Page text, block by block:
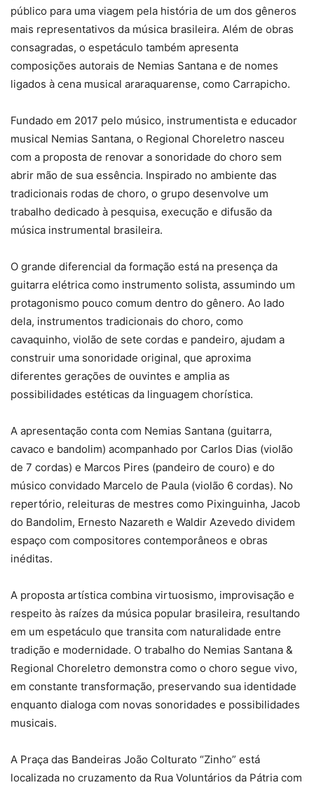
público para uma viagem pela história de um dos gêneros
mais representativos da música brasileira. Além de obras
consagradas, o espetáculo também apresenta
composições autorais de Nemias Santana e de nomes
ligados à cena musical araraquarense, como Carrapicho.
Fundado em 2017 pelo músico, instrumentista e educador
musical Nemias Santana, o Regional Choreletro nasceu
com a proposta de renovar a sonoridade do choro sem
abrir mão de sua essência. Inspirado no ambiente das
tradicionais rodas de choro, o grupo desenvolve um
trabalho dedicado à pesquisa, execução e difusão da
música instrumental brasileira.
O grande diferencial da formação está na presença da
guitarra elétrica como instrumento solista, assumindo um
protagonismo pouco comum dentro do gênero. Ao lado
dela, instrumentos tradicionais do choro, como
cavaquinho, violão de sete cordas e pandeiro, ajudam a
construir uma sonoridade original, que aproxima
diferentes gerações de ouvintes e amplia as
possibilidades estéticas da linguagem chorística.
A apresentação conta com Nemias Santana (guitarra,
cavaco e bandolim) acompanhado por Carlos Dias (violão
de 7 cordas) e Marcos Pires (pandeiro de couro) e do
músico convidado Marcelo de Paula (violão 6 cordas). No
repertório, releituras de mestres como Pixinguinha, Jacob
do Bandolim, Ernesto Nazareth e Waldir Azevedo dividem
espaço com compositores contemporâneos e obras
inéditas.
A proposta artística combina virtuosismo, improvisação e
respeito às raízes da música popular brasileira, resultando
em um espetáculo que transita com naturalidade entre
tradição e modernidade. O trabalho do Nemias Santana &
Regional Choreletro demonstra como o choro segue vivo,
em constante transformação, preservando sua identidade
enquanto dialoga com novas sonoridades e possibilidades
musicais.
A Praça das Bandeiras João Colturato “Zinho” está
localizada no cruzamento da Rua Voluntários da Pátria com